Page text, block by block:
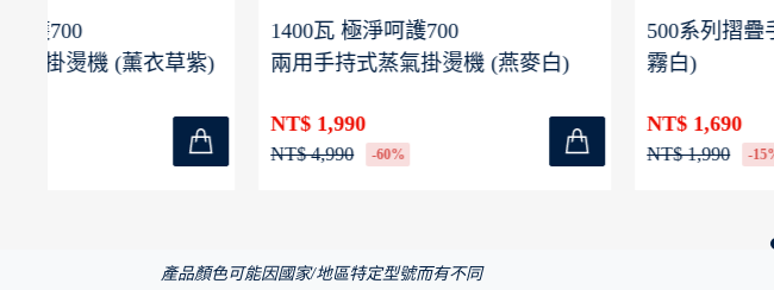
1400瓦 極淨呵護700
兩用手持式蒸氣掛燙機 (燕麥白)
-60%
500系列摺疊手持式蒸氣掛燙機 (雲
霧白)
-15%
產品顏色可能因國家/地區特定型號而有不同